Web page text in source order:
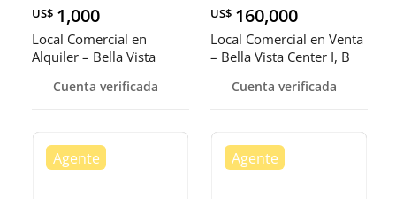
US$ 1,000
Local Comercial en
Alquiler – Bella Vista
Cuenta verificada
US$ 160,000
Local Comercial en Venta
– Bella Vista Center I, B
Cuenta verificada